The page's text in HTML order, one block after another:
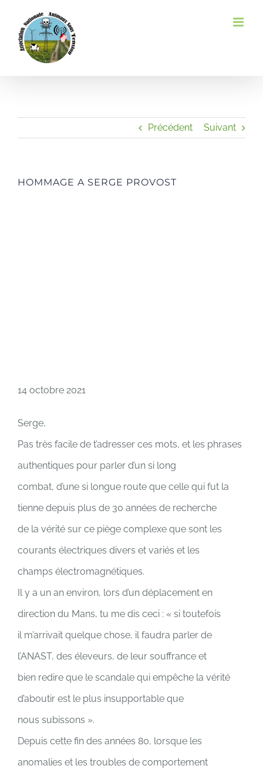
contenu
Précédent Suivant
HOMMAGE A SERGE PROVOST
14 octobre 2021
Serge,
Pas très facile de t’adresser ces mots, et les phrases
authentiques pour parler d’un si long
combat, d’une si longue route que celle qui fut la
tienne depuis plus de 30 années de recherche
de la vérité sur ce piège complexe que sont les
courants électriques divers et variés et les
champs électromagnétiques.
Il y a un an environ, lors d’un déplacement en
direction du Mans, tu me dis ceci : « si toutefois
il m’arrivait quelque chose, il faudra parler de
l’ANAST, des éleveurs, de leur souffrance et
bien redire que le scandale qui empêche la vérité
d’aboutir est le plus insupportable que
nous subissons ».
Depuis cette fin des années 80, lorsque les
anomalies et les troubles de comportement